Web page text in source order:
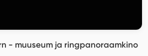
- muuseum ja ringpanoraamkino